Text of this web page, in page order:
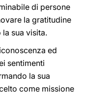
di persone
la gratitudine
sua visita.
ed
sentimenti
la sua
come missione